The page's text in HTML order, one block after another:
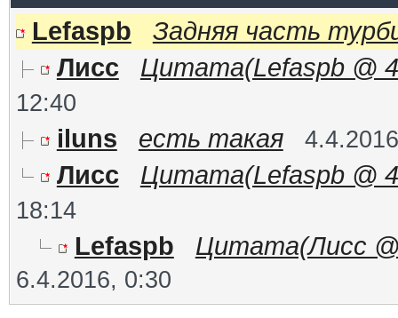
Lefaspb
Задняя часть
Лисс
Цитата(Lefaspb @
12:40
iluns есть такая
Лисс Цитата(Lefaspb @
18:14
Lefaspb Цитата(Лисс @
6.4.2016, 0:30